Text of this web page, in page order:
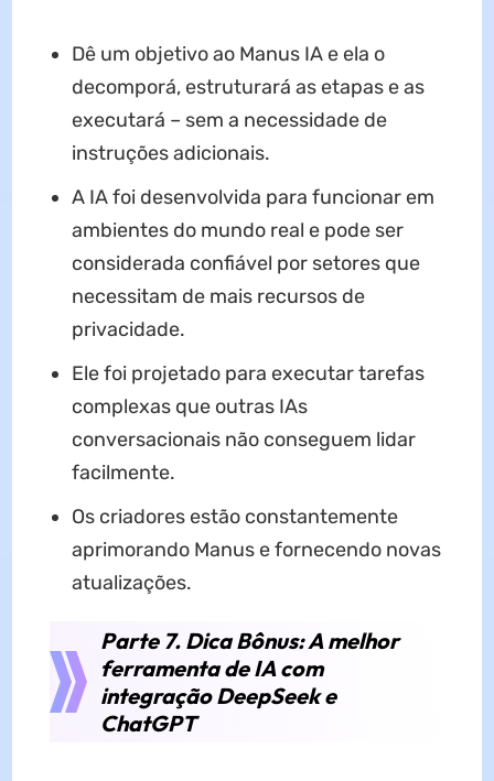
Dê um objetivo ao Manus IA e ela o
decomporá, estruturará as etapas e as
executará – sem a necessidade de
instruções adicionais.
A IA foi desenvolvida para funcionar em
ambientes do mundo real e pode ser
considerada confiável por setores que
necessitam de mais recursos de
privacidade.
Ele foi projetado para executar tarefas
complexas que outras IAs
conversacionais não conseguem lidar
facilmente.
Os criadores estão constantemente
aprimorando Manus e fornecendo novas
atualizações.
Parte 7. Dica Bônus: A melhor
ferramenta de IA com
integração DeepSeek e
ChatGPT